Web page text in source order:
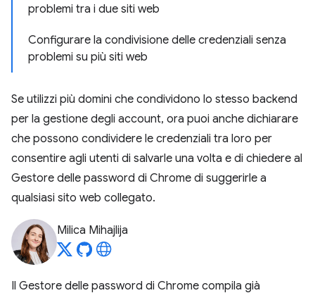
problemi tra i due siti web
Configurare la condivisione delle credenziali senza
problemi su più siti web
Se utilizzi più domini che condividono lo stesso backend
per la gestione degli account, ora puoi anche dichiarare
che possono condividere le credenziali tra loro per
consentire agli utenti di salvarle una volta e di chiedere al
Gestore delle password di Chrome di suggerirle a
qualsiasi sito web collegato.
Milica Mihajlija
Il Gestore delle password di Chrome compila già